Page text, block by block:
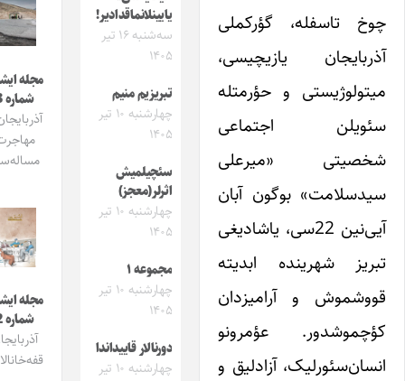
تاسفله، گؤرکملی
یازیچیسی،
و حؤرمتله
اجتماعی
«میرعلی
بوگون آبان
آیی‌نین 22سی، یاشادیغی
شهرینده ابدیته
و آرامیزدان
عؤمرونو
آزادلیق و
یایینلانماقدادیر!
سه‌شنبه ۱۶ تیر
تبریزیم منیم
چهارشنبه ۱۰ تیر
سئچیلمیش
اثرلر(معجز)
چهارشنبه ۱۰ تیر
مجموعه ۱
چهارشنبه ۱۰ تیر
دورنالار قاییداندا
چهارشنبه ۱۰ تیر
مجله ایشیق
شماره 3
آذربایجان و
مهاجرت
مساله‌سی
مجله ایشیق
شماره 2
آذربایجان
قفه‌خانالاری